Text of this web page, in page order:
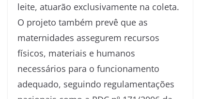
leite, atuarão exclusivamente na coleta.
O projeto também prevê que as
maternidades assegurem recursos
físicos, materiais e humanos
necessários para o funcionamento
adequado, seguindo regulamentações